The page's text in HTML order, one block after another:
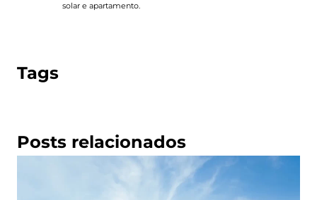
solar e apartamento.
Tags
Posts relacionados